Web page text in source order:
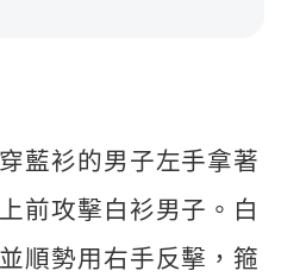
藍衫的男子左手拿著
前攻擊白衫男子。白
順勢用右手反擊，箍